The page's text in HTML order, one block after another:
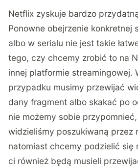
Netflix zyskuje bardzo
Ponowne obejrzenie konkretnej
albo w serialu nie jest takie
tego, czy chcemy zrobić to na
innej platformie streamingowej.
przypadku musimy przewijać
dany fragment albo skakać po
nie możemy sobie
widzieliśmy poszukiwaną przez
natomiast chcemy podzielić się
ci również będą musieli